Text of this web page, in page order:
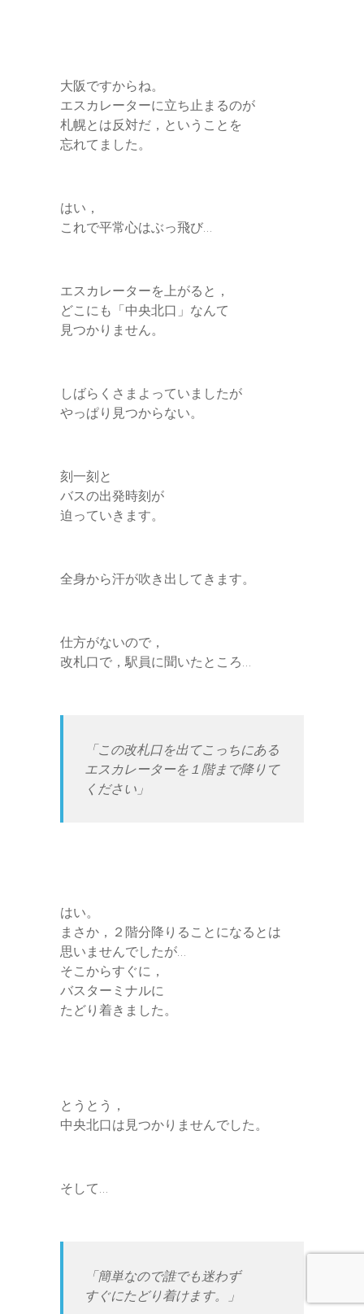
大阪ですからね。
エスカレーターに立ち止まるのが
札幌とは反対だ，ということを
忘れてました。
はい，
これで平常心はぶっ飛び…
エスカレーターを上がると，
どこにも「中央北口」なんて
見つかりません。
しばらくさまよっていましたが
やっぱり見つからない。
刻一刻と
バスの出発時刻が
迫っていきます。
全身から汗が吹き出してきます。
仕方がないので，
改札口で，駅員に聞いたところ…
「この改札口を出てこっちにある
エスカレーターを１階まで降りて
ください」
はい。
まさか，２階分降りることになるとは
思いませんでしたが…
そこからすぐに，
バスターミナルに
たどり着きました。
とうとう，
中央北口は見つかりませんでした。
そして…
「簡単なので誰でも迷わず
すぐにたどり着けます。」